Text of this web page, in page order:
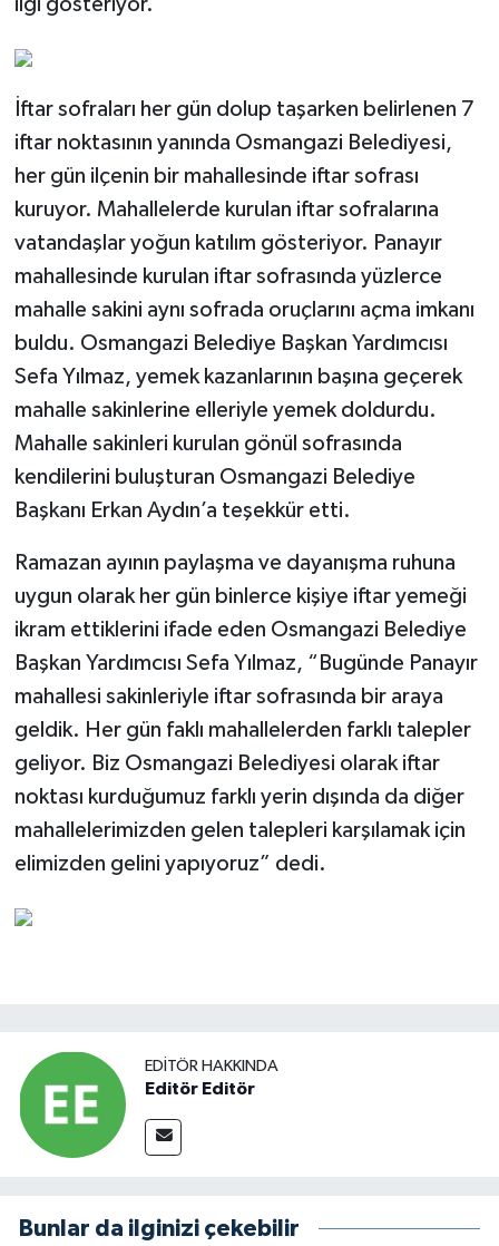
İftar sofraları her gün dolup taşarken belirlenen 7
iftar noktasının yanında Osmangazi Belediyesi,
her gün ilçenin bir mahallesinde iftar sofrası
kuruyor. Mahallelerde kurulan iftar sofralarına
vatandaşlar yoğun katılım gösteriyor. Panayır
mahallesinde kurulan iftar sofrasında yüzlerce
mahalle sakini aynı sofrada oruçlarını açma imkanı
buldu. Osmangazi Belediye Başkan Yardımcısı
Sefa Yılmaz, yemek kazanlarının başına geçerek
mahalle sakinlerine elleriyle yemek doldurdu.
Mahalle sakinleri kurulan gönül sofrasında
kendilerini buluşturan Osmangazi Belediye
Başkanı Erkan Aydın’a teşekkür etti.
Ramazan ayının paylaşma ve dayanışma ruhuna
uygun olarak her gün binlerce kişiye iftar yemeği
ikram ettiklerini ifade eden Osmangazi Belediye
Başkan Yardımcısı Sefa Yılmaz, “Bugünde Panayır
mahallesi sakinleriyle iftar sofrasında bir araya
geldik. Her gün faklı mahallelerden farklı talepler
geliyor. Biz Osmangazi Belediyesi olarak iftar
noktası kurduğumuz farklı yerin dışında da diğer
mahallelerimizden gelen talepleri karşılamak için
elimizden gelini yapıyoruz” dedi.
EDITÖR HAKKINDA
Editör Editör
Bunlar da ilginizi çekebilir